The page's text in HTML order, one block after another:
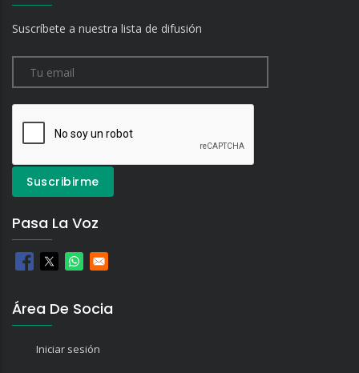
Suscríbete a nuestra lista de difusión
Pasa La Voz
Área De Socia
Iniciar sesión